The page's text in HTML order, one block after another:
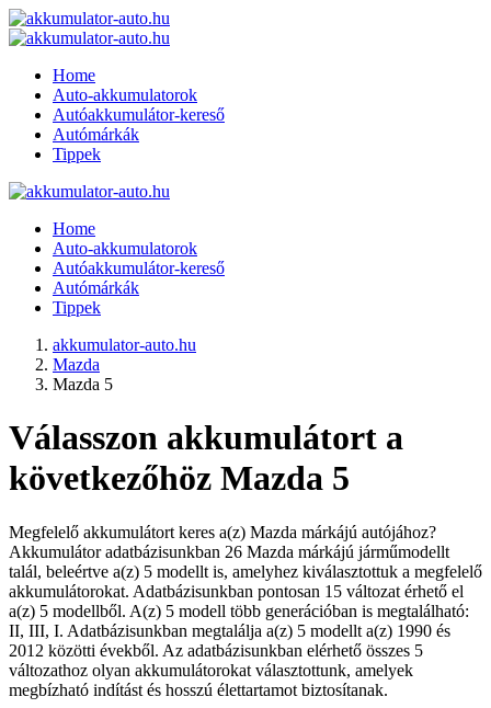
Home
Auto-akkumulatorok
Autóakkumulátor-kereső
Autómárkák
Tippek
Home
Auto-akkumulatorok
Autóakkumulátor-kereső
Autómárkák
Tippek
akkumulator-auto.hu
Mazda
Mazda 5
Válasszon akkumulátort a
következőhöz Mazda 5
Megfelelő akkumulátort keres a(z) Mazda márkájú autójához?
Akkumulátor adatbázisunkban 26 Mazda márkájú járműmodellt
talál, beleértve a(z) 5 modellt is, amelyhez kiválasztottuk a megfelelő
akkumulátorokat. Adatbázisunkban pontosan 15 változat érhető el
a(z) 5 modellből. A(z) 5 modell több generációban is megtalálható:
II, III, I. Adatbázisunkban megtalálja a(z) 5 modellt a(z) 1990 és
2012 közötti évekből. Az adatbázisunkban elérhető összes 5
változathoz olyan akkumulátorokat választottunk, amelyek
megbízható indítást és hosszú élettartamot biztosítanak.